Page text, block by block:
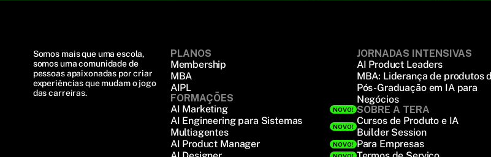
Somos mais que uma escola,
somos uma comunidade de
pessoas apaixonadas por criar
experiências que mudam o jogo
das carreiras.
PLANOS
Membership
MBA
AIPL
FORMAÇÕES
AI Marketing
NOVO!
AI Engineering para Sistemas
Multiagentes
NOVO!
AI Product Manager NOVO!
NOVO!
JORNADAS INTENSIVAS
AI Product Leaders
MBA: Liderança de produtos
Pós-Graduação em IA para
Negócios
SOBRE A TERA
Cursos de Produto e IA
Builder Session
Para Empresas